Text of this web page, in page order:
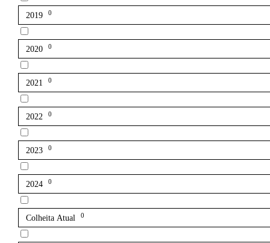
2019 0
2020 0
2021 0
2022 0
2023 0
2024 0
Colheita Atual 0